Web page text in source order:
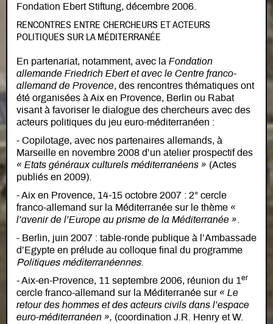
Fondation Ebert Stiftung, décembre 2006.
RENCONTRES ENTRE CHERCHEURS ET ACTEURS
POLITIQUES SUR LA MÉDITERRANÉE
En partenariat, notamment, avec la Fondation
allemande Friedrich Ebert et avec le Centre franco-
allemand de Provence, des rencontres thématiques ont
été organisées à Aix en Provence, Berlin ou Rabat
visant à favoriser le dialogue des chercheurs avec des
acteurs politiques du jeu euro-méditerranéen :
- Copilotage, avec nos partenaires allemands, à
Marseille en novembre 2008 d’un atelier prospectif des
« Etats généraux culturels méditerranéens » (Actes
publiés en 2009).
- Aix en Provence, 14-15 octobre 2007 : 2° cercle
franco-allemand sur la Méditerranée sur le thème «
l’avenir de l’Europe au prisme de la Méditerranée »
- Berlin, juin 2007 : table-ronde publique à l’Ambassade
d’Egypte en prélude au colloque final du programme
Politiques méditerranéennes.
- Aix-en-Provence, 11 septembre 2006, réunion du 1 er
cercle franco-allemand sur la Méditerranée sur « Le
retour des hommes et des acteurs civils dans l’espace
euro-méditerranéen », (coordination J.R. Henry et W.